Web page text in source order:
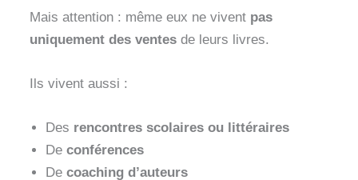
Mais attention : même eux ne vivent pas
uniquement des ventes de leurs livres.
Ils vivent aussi :
Des rencontres scolaires ou littéraires
De conférences
De coaching d’auteurs